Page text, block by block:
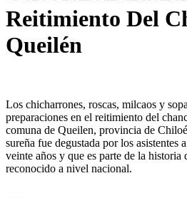
Reitimiento Del
Queilén
Los chicharrones, roscas, milcaos y
preparaciones en el reitimiento del
comuna de Queilen, provincia de
sureña fue degustada por los asistentes
veinte años y que es parte de la historia
reconocido a nivel nacional.